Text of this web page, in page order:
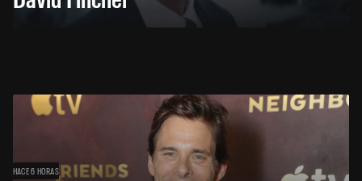
HACE 6 HORAS